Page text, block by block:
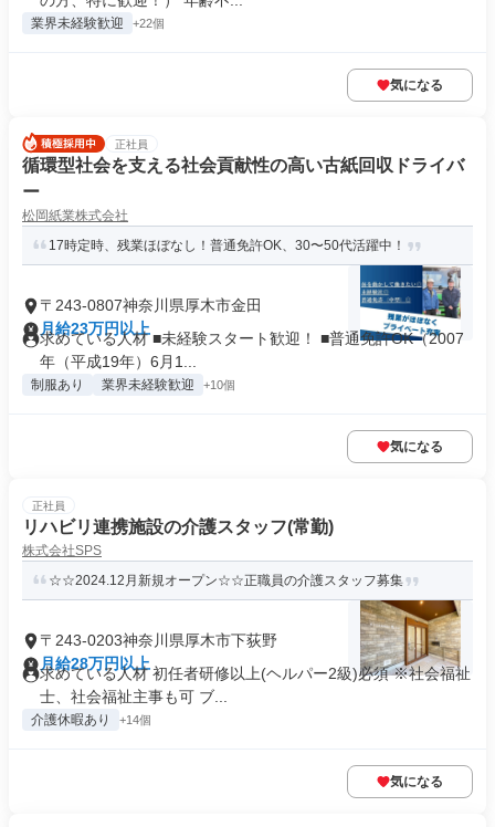
業界未経験歓迎 +22個
気になる
正社員
循環型社会を支える社会貢献性の高い古紙回収ドライバ
ー
松岡紙業株式会社
17時定時、残業ほぼなし！普通免許OK、30〜50代活躍中！
〒243-0807神奈川県厚木市金田
月給23万円以上
求めている人材 ■未経験スタート歓迎！ ■普通免許OK（2007
年（平成19年）6月1...
制服あり 業界未経験歓迎 +10個
気になる
正社員
リハビリ連携施設の介護スタッフ(常勤)
株式会社SPS
☆☆2024.12月新規オープン☆☆正職員の介護スタッフ募集
〒243-0203神奈川県厚木市下荻野
月給28万円以上
求めている人材 初任者研修以上(ヘルパー2級)必須 ※社会福祉
士、社会福祉主事も可 ブ...
介護休暇あり +14個
気になる